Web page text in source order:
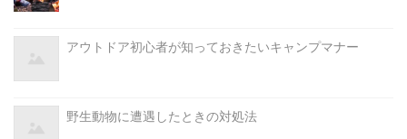
アウトドア初心者が知っておきたいキャンプマナー
野生動物に遭遇したときの対処法